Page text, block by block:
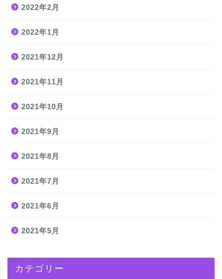
2022年2月
2022年1月
2021年12月
2021年11月
2021年10月
2021年9月
2021年8月
2021年7月
2021年6月
2021年5月
カテゴリー